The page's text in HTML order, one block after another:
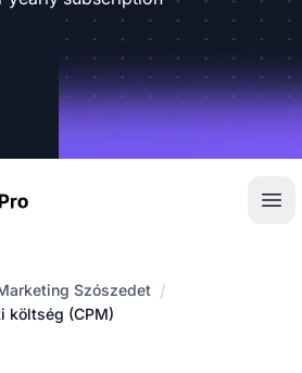
Szószedet /
költség (CPM)